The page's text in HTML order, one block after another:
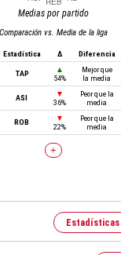
Medias por partido
Comparación vs. Media de la liga
Estadística Δ Diferencia
TAP
▲
54%
Mejor que
la media
ASI
▼
36%
Peor que la
media
ROB
▼
22%
Peor que la
media
+
Estadísticas